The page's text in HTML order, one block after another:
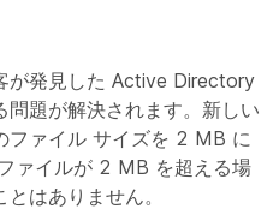
が発見した Active Directory
題が解決されます。新しい
ファイル サイズを 2 MB に
ァイルが 2 MB を超える場
はありません。